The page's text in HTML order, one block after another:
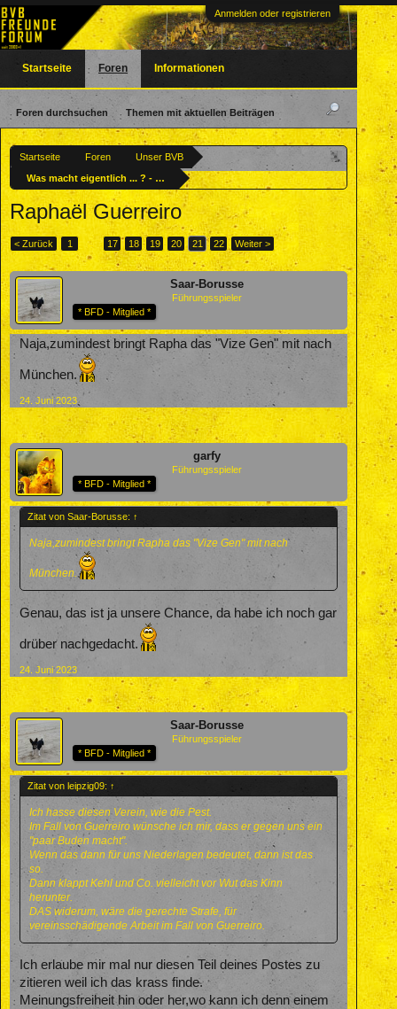
Anmelden oder registrieren
Startseite Foren
Unser BVB
Was macht eigentlich ... ? - Ehemalige BVBler
Raphaël Guerreiro
< Zurück 1 ← 17 18 19 20 21 22 Weiter >
Saar-Borusse
Führungsspieler
* BFD - Mitglied *
Naja,zumindest bringt Rapha das "Vize Gen" mit nach
München.
24. Juni 2023
garfy
Führungsspieler
* BFD - Mitglied *
Zitat von Saar-Borusse: ↑
Naja,zumindest bringt Rapha das "Vize Gen" mit nach
München.
Genau, das ist ja unsere Chance, da habe ich noch gar
drüber nachgedacht.
24. Juni 2023
Saar-Borusse
Führungsspieler
* BFD - Mitglied *
Zitat von leipzig09: ↑
Ich hasse diesen Verein, wie die Pest.
Im Fall von Guerreiro wünsche ich mir, dass er gegen uns ein
"paar Buden macht".
Wenn das dann für uns Niederlagen bedeutet, dann ist das
so.
Dann klappt Kehl und Co. vielleicht vor Wut das Kinn
herunter.
DAS widerum, wäre die gerechte Strafe, für
vereinsschädigende Arbeit im Fall von Guerreiro.
Ich erlaube mir mal nur diesen Teil deines Postes zu
zitieren weil ich das krass finde.
Meinungsfreiheit hin oder her,wo kann ich denn einem
Startseite Foren
Foren durchsuchen Themen mit aktuellen Beiträgen
Informationen